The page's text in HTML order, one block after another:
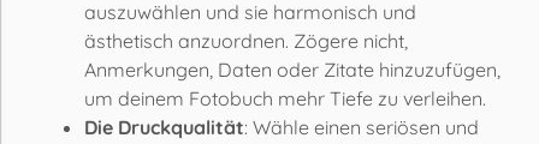
auszuwählen und sie harmonisch und
ästhetisch anzuordnen. Zögere nicht,
Anmerkungen, Daten oder Zitate hinzuzufügen,
um deinem Fotobuch mehr Tiefe zu verleihen.
Die Druckqualität: Wähle einen seriösen und